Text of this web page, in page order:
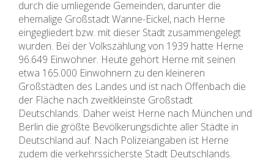
durch die umliegende Gemeinden, darunter die
ehemalige Großstadt Wanne-Eickel, nach Herne
eingegliedert bzw. mit dieser Stadt zusammengelegt
wurden. Bei der Volkszählung von 1939 hatte Herne
96.649 Einwohner. Heute gehört Herne mit seinen
etwa 165.000 Einwohnern zu den kleineren
Großstädten des Landes und ist nach Offenbach die
der Fläche nach zweitkleinste Großstadt
Deutschlands. Daher weist Herne nach München und
Berlin die größte Bevölkerungsdichte aller Städte in
Deutschland auf. Nach Polizeiangaben ist Herne
zudem die verkehrssicherste Stadt Deutschlands.